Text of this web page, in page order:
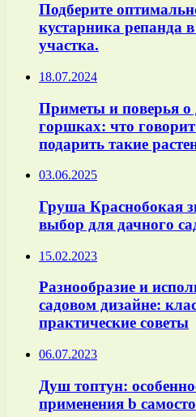
Подберите
кустарника репанда
участка.
18.07.2024
Приметы и поверья о
горшках: что
подарить такие
03.06.2025
Груша Краснобокая
выбор для дачного
15.02.2023
Разнообразие и
садовом дизайне:
практические советы
06.07.2023
Душ топтун:
применения b